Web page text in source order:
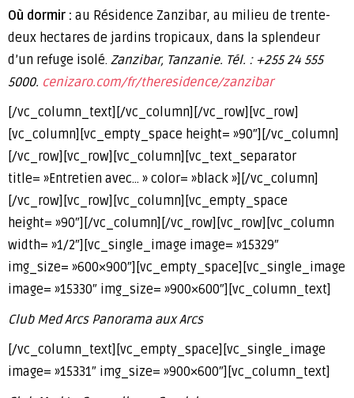
Où dormir : au Résidence Zanzibar, au milieu de trente-
deux hectares de jardins tropicaux, dans la splendeur
d’un refuge isolé. Zanzibar, Tanzanie. Tél. : +255 24 555
5000. cenizaro.com/fr/theresidence/zanzibar
[/vc_column_text][/vc_column][/vc_row][vc_row]
[vc_column][vc_empty_space height= »90″][/vc_column]
[/vc_row][vc_row][vc_column][vc_text_separator
title= »Entretien avec… » color= »black »][/vc_column]
[/vc_row][vc_row][vc_column][vc_empty_space
height= »90″][/vc_column][/vc_row][vc_row][vc_column
width= »1/2″][vc_single_image image= »15329″
img_size= »600×900″][vc_empty_space][vc_single_image
image= »15330″ img_size= »900×600″][vc_column_text]
Club Med Arcs Panorama aux Arcs
[/vc_column_text][vc_empty_space][vc_single_image
image= »15331″ img_size= »900×600″][vc_column_text]